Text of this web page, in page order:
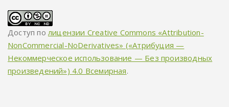
Доступ полицензии Creative Commons «Attribution-
NonCommercial-NoDerivatives» («Атрибуция —
Некоммерческое использование — Без производных
произведений») 4.0 Всемирная.